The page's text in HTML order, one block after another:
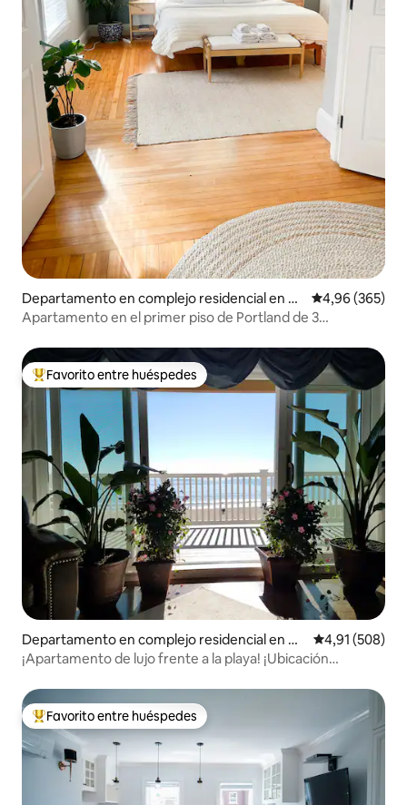
Departamento en complejo residencial en Po
rtland
Calificación
4,96 (365)
Apartamento en el primer piso de Portland de 3
Favorito entre los huéspedes más destacados
Favorito entre huéspedes
Departamento en complejo residencial en Ol
d Orchard Beach
Calificación
4,91 (508)
¡Apartamento de lujo frente a la playa! ¡Ubicación
Favorito entre los huéspedes más destacados
Favorito entre huéspedes